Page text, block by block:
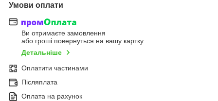
Умови оплати
Ви отримаєте замовлення
або гроші повернуться на вашу картку
Детальніше
Оплатити частинами
Післяплата
Оплата на рахунок